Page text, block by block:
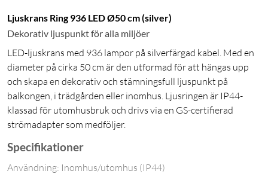
Ljuskrans Ring 936 LED Ø50 cm (silver)
Dekorativ ljuspunkt för alla miljöer
LED-ljuskrans med 936 lampor på silverfärgad kabel. Med en
diameter på cirka 50 cm är den utformad för att hängas upp
och skapa en dekorativ och stämningsfull ljuspunkt på
balkongen, i trädgården eller inomhus. Ljusringen är IP44-
klassad för utomhusbruk och drivs via en GS-certifierad
strömadapter som medföljer.
Specifikationer
Användning: Inomhus/utomhus (IP44)